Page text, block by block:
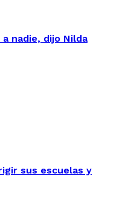
nadie, dijo Nilda
sus escuelas y